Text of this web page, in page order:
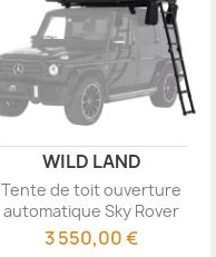
WILD LAND
Tente de toit ouverture
automatique Sky Rover
WildLand
3 550,00 €